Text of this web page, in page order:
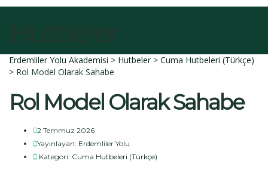
Erdemliler Yolu Akademisi > Hutbeler> Cuma Hutbeleri (Türkçe)
> Rol Model Olarak Sahabe
Rol Model Olarak Sahabe
2 Temmuz 2026
Yayınlayan: Erdemliler Yolu
Kategori: Cuma Hutbeleri (Türkçe)